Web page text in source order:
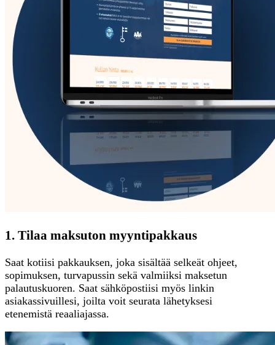
1. Tilaa maksuton myyntipakkaus
Saat kotiisi pakkauksen, joka sisältää selkeät ohjeet,
sopimuksen, turvapussin sekä valmiiksi maksetun
palautuskuoren. Saat sähköpostiisi myös linkin
asiakassivuillesi, joilta voit seurata lähetyksesi
etenemistä reaaliajassa.